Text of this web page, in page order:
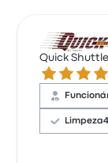
Quick Shuttle
4.4 de 5
Limpeza